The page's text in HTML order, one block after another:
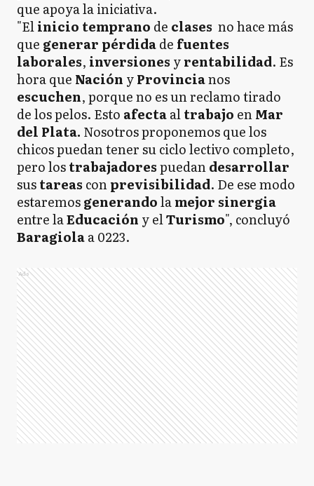
que apoya la iniciativa.
"Elinicio temprano de clases no hace más
que generar pérdidade fuentes
laborales, inversiones yrentabilidad. Es
hora que Nación yProvincianos
escuchen, porque no es un reclamo tirado
de los pelos. Esto afectaaltrabajo enMar
del Plata. Nosotros proponemos que los
chicos puedan tener su ciclo lectivo completo,
pero lostrabajadorespuedandesarrollar
sustareas conprevisibilidad. De ese modo
estaremosgenerandolamejor sinergia
entre laEducación y elTurismo", concluyó
Baragiolaa 0223.
Ads